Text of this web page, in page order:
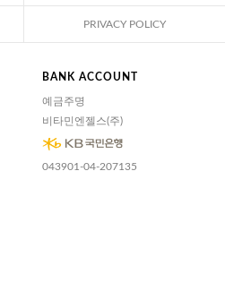
PRIVACY POLICY
BANK ACCOUNT
예금주명
비타민엔젤스(주)
043901-04-207135